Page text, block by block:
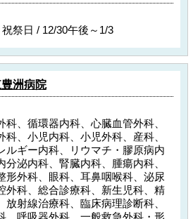
祭日 / 12/30午後～1/3
洲病院
、循環器内科、心臓血管外科、
科、小児内科、小児外科、産科、
ルギー内科、リウマチ・膠原病内
泌内科、腎臓内科、腫瘍内科、
形外科、眼科、耳鼻咽喉科、泌尿
外科、総合診療科、新生児科、精
射線治療科、臨床病理診断科、
、呼吸器外科、一般救急外科・形